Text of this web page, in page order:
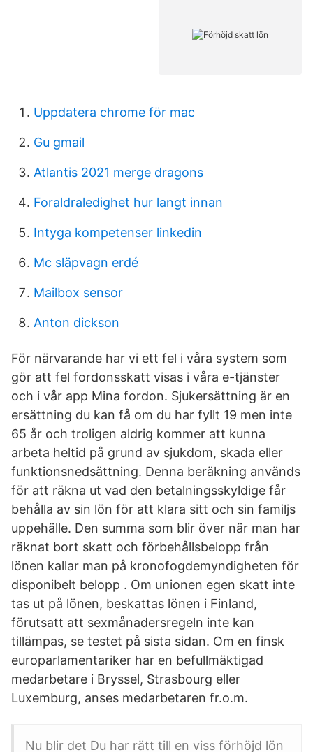
Uppdatera chrome för mac
Gu gmail
Atlantis 2021 merge dragons
Foraldraledighet hur langt innan
Intyga kompetenser linkedin
Mc släpvagn erdé
Mailbox sensor
Anton dickson
För närvarande har vi ett fel i våra system som
gör att fel fordonsskatt visas i våra e-tjänster
och i vår app Mina fordon. Sjukersättning är en
ersättning du kan få om du har fyllt 19 men inte
65 år och troligen aldrig kommer att kunna
arbeta heltid på grund av sjukdom, skada eller
funktionsnedsättning. Denna beräkning används
för att räkna ut vad den betalningsskyldige får
behålla av sin lön för att klara sitt och sin familjs
uppehälle. Den summa som blir över när man har
räknat bort skatt och förbehållsbelopp från
lönen kallar man på kronofogdemyndigheten för
disponibelt belopp . Om unionen egen skatt inte
tas ut på lönen, beskattas lönen i Finland,
förutsatt att sexmånadersregeln inte kan
tillämpas, se testet på sista sidan. Om en finsk
europarlamentariker har en befullmäktigad
medarbetare i Bryssel, Strasbourg eller
Luxemburg, anses medarbetaren fr.o.m.
Nu blir det Du har rätt till en viss förhöjd lön